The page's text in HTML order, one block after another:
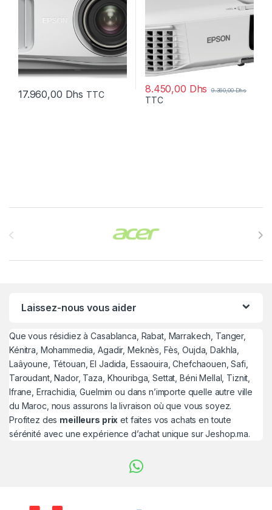
17.960,00 Dhs TTC 8.450,00 Dhs 9.360,00Dhs
TTC
Laissez-nous vous aider
Que vous résidiez à Casablanca, Rabat, Marrakech, Tanger,
Kénitra, Mohammedia, Agadir, Meknès, Fès, Oujda, Dakhla,
Laâyoune, Tétouan, El Jadida, Essaouira, Chefchaouen, Safi,
Taroudant, Nador, Taza, Khouribga, Settat, Béni Mellal, Tiznit,
Ifrane, Errachidia, Guelmim ou dans n’importe quelle autre ville
du Maroc, nous assurons la livraison où que vous soyez.
Profitez des meilleurs prix et faites vos achats en toute
sérénité avec une expérience d’achat unique sur Jeshop.ma.